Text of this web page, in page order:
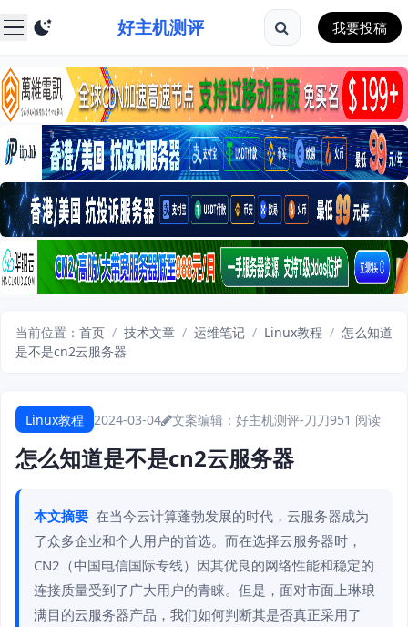
好主机测评 我要投稿
当前位置： 首页 / 技术文章 / 运维笔记 / Linux教程 / 怎么知道
是不是cn2云服务器
Linux教程 2024-03-04 文案编辑：好主机测评-刀刀951 阅读
怎么知道是不是cn2云服务器
本文摘要 在当今云计算蓬勃发展的时代，云服务器成为
了众多企业和个人用户的首选。而在选择云服务器时，
CN2（中国电信国际专线）因其优良的网络性能和稳定的
连接质量受到了广大用户的青睐。但是，面对市面上琳琅
满目的云服务器产品，我们如何判断其是否真正采用了